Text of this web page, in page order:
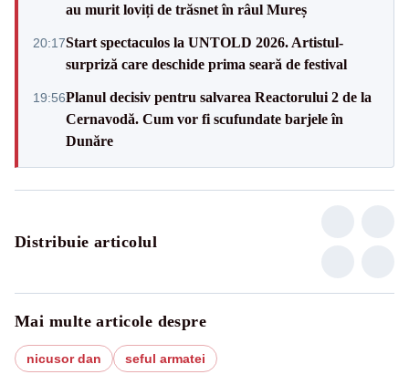
au murit loviți de trăsnet în râul Mureș
20:17Start spectaculos la UNTOLD 2026. Artistul-
surpriză care deschide prima seară de festival
19:56Planul decisiv pentru salvarea Reactorului 2 de la
Cernavodă. Cum vor fi scufundate barjele în
Dunăre
Distribuie articolul
Mai multe articole despre
nicusor dan seful armatei